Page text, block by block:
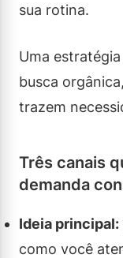
sua rotina.
Uma
busca
trazem
Três canais
demanda
Ideia principal:
como você